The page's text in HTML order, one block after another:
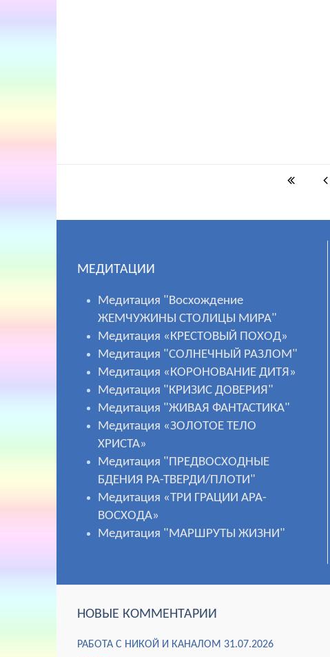
МЕДИТАЦИИ
Медитация "Восхождение
ЖЕМЧУЖИНЫ СТОЛИЦЫ МИРА"
Медитация «КРЕСТОВЫЙ ПОХОД»
Медитация "СОЛНЕЧНЫЙ РАЗЛОМ"
Медитация «КОРОНОВАНИЕ ДИТЯ»
Медитация "КРИЗИС ДОВЕРИЯ"
Медитация "ЖИВАЯ ФАНТАСТИКА"
Медитация «ЗОЛОТОЕ ТЕЛО
ХРИСТА»
Медитация "ПРЕДВОСХОДНЫЕ
БДЕНИЯ РА-ТВЕРДИ/ПЛОТИ"
Медитация «ТРИ ГРАЦИИ АРА-
ВОСХОДА»
Медитация "МАРШРУТЫ ЖИЗНИ"
НОВЫЕ КОММЕНТАРИИ
РАБОТА С НИКОЙ И КАНАЛОМ 31.07.2026